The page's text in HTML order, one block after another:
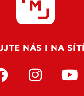
registrace je
Po úspěšném
NÁS I NA